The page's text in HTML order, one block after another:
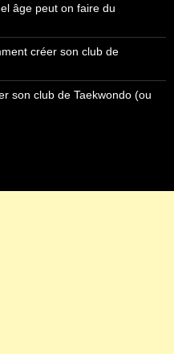
âge peut on faire du
créer son club de
son club de Taekwondo (ou